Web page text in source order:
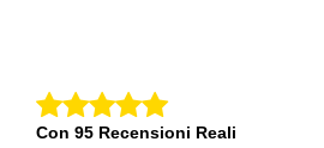
Con 95 Recensioni Reali